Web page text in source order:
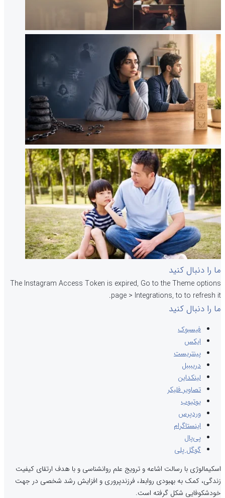
ما را دنبال کنید
The Instagram Access Token is expired, Go to the Theme options
page > Integrations, to to refresh it.
ما را دنبال کنید
فیسبوک
ایکس
پینتریست
دریبببل
لینکداین
تصاویر فلیکر
یوتیوب
وردپرس
اینستاگرام
پی‌پال
گوگل پلی
اسکیمالوژی با رسالت اشاعه و ترویج علم روانشناسی و با هدف ارتقای کیفیت
زندگی، کمک به بهبودی روابط، فرزندپروری و افزایش رشد شخصی در جهت
خودشکوفایی شکل گرفته است.